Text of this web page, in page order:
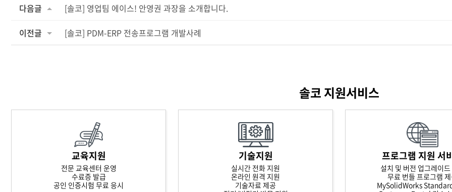
다음글 [솔코] 영업팀 에이스! 안영권 과장을 소개합니다.
이전글 [솔코] PDM-ERP 전송프로그램 개발사례
솔코 지원서비스
교육지원
전문 교육센터 운영
수료증 발급
공인 인증시험 무료 응시
기술지원
실시간 전화 지원
온라인 원격 지원
기술자료 제공
프로그램 지원 서
설치 및 버전 업그레이
무료 번들 프로그램
MySolidWorks